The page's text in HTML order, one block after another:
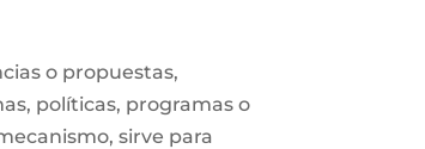
o propuestas,
políticas, programas o
sirve para